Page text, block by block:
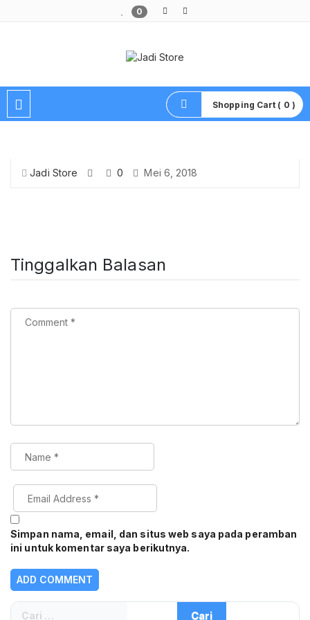
0
Shopping Cart ( 0 )
Jadi Store 0 Mei 6, 2018
Tinggalkan Balasan
Simpan nama, email, dan situs web saya pada peramban
ini untuk komentar saya berikutnya.
Cari